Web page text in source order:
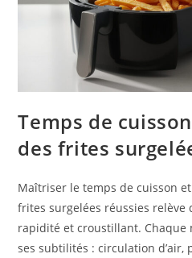
Temps de
des frites
Maîtriser le temps de cuisson
frites surgelées réussies relève
rapidité et croustillant. Chaque
ses subtilités : circulation